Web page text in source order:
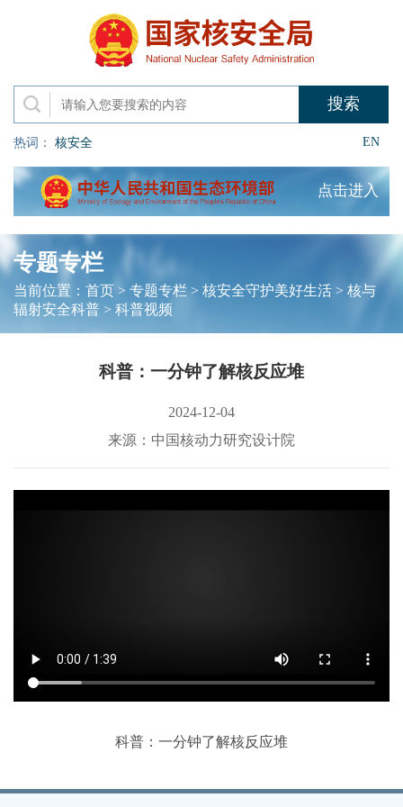
热词： 核安全 EN
点击进入
专题专栏
当前位置： 首页> 专题专栏> 核安全守护美好生活> 核与
辐射安全科普> 科普视频
科普：一分钟了解核反应堆
2024-12-04
来源：中国核动力研究设计院
科普：一分钟了解核反应堆